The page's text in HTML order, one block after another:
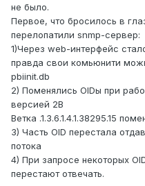
не было.
Первое, что бросилось в
перелопатили snmp-сервер:
1)Через web-интерфейс
правда свои комьюнити
pbiinit.db
2) Поменялись OIDы при
версией 2B
Ветка .1.3.6.1.4.1.38295.15
3) Часть OID перестала
потока
4) При запросе некоторых
перестают отвечать.